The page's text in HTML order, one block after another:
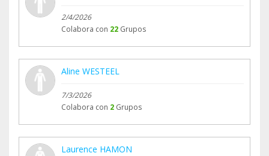
2/4/2026
Colabora con 22 Grupos
Aline WESTEEL
7/3/2026
Colabora con 2 Grupos
Laurence HAMON